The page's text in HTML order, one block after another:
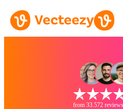
from 33.572